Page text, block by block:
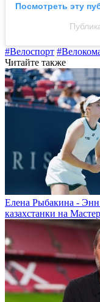
Посмотреть эту
#Велоспорт
Читайте также
Елена Рыбакина -
казахстанки на